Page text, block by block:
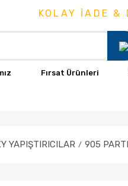
KOLAY İADE &
Fırsat Ürünleri
YAPIŞTIRICILAR 905